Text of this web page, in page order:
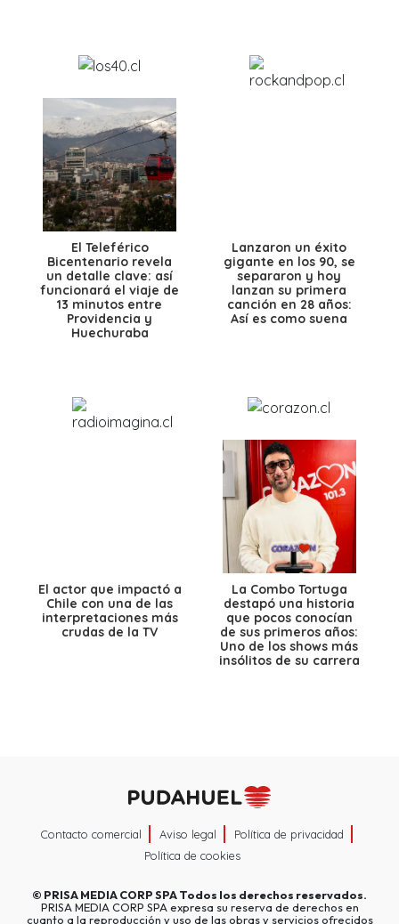
El Teleférico
Bicentenario revela
un detalle clave: así
funcionará el viaje de
13 minutos entre
Providencia y
Huechuraba
Lanzaron un éxito
gigante en los 90, se
separaron y hoy
lanzan su primera
canción en 28 años:
Así es como suena
El actor que impactó a
Chile con una de las
interpretaciones más
crudas de la TV
La Combo Tortuga
destapó una historia
que pocos conocían
de sus primeros años:
Uno de los shows más
insólitos de su carrera
Contacto comercial Aviso legal
Política de privacidad
Política de cookies
© PRISA MEDIA CORP SPATodos los derechos reservados.
PRISA MEDIA CORP SPA expresa su reserva de derechos en
cuanto a la reproducción y uso de las obras y servicios ofrecidos